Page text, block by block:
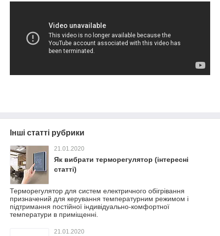
Інші статті рубрики
21.01.2020
Як вибрати терморегулятор (інтересні
статті)
Терморегулятор для систем електричного обігрівання
призначений для керування температурним режимом і
підтримання постійної індивідуально-комфортної
температури в приміщенні.
21.01.2020